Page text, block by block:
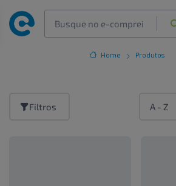
Home Produtos
Filtros